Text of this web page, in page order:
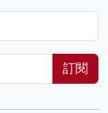
訂閱